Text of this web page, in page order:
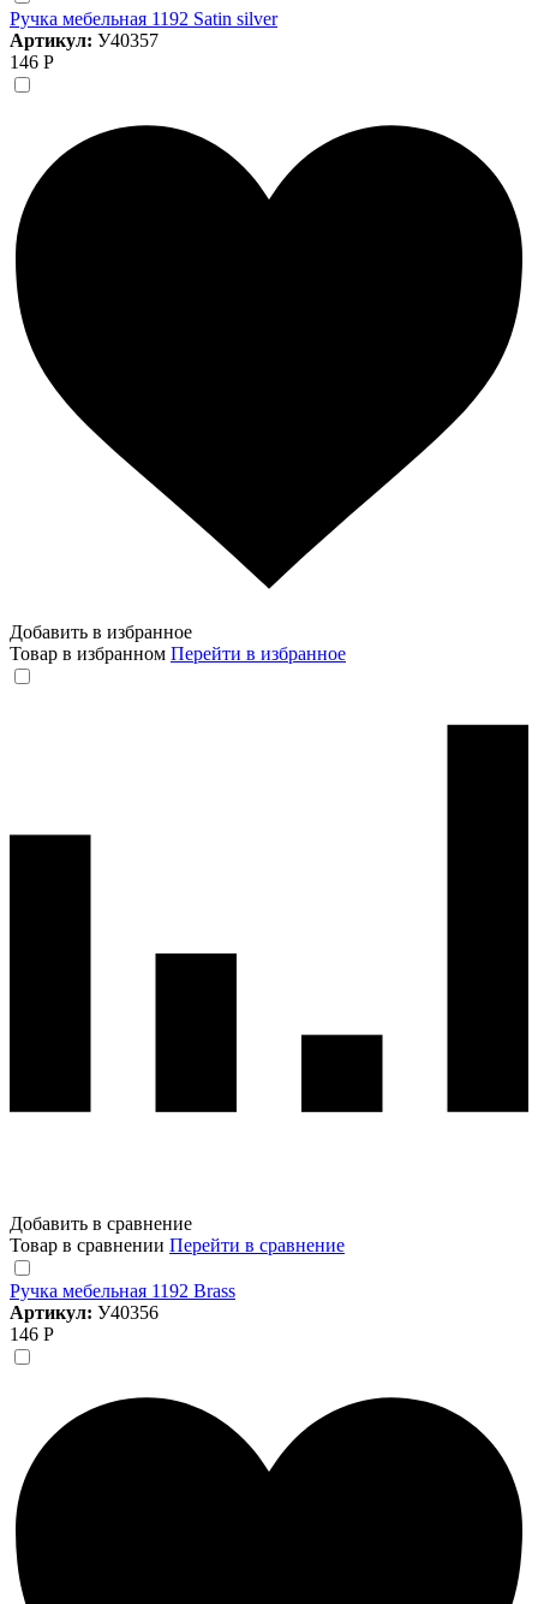
Ручка мебельная 1192 Satin silver
Артикул: У40357
146 Р
Добавить в избранное
Товар в избранном Перейти в избранное
Добавить в сравнение
Товар в сравнении Перейти в сравнение
Ручка мебельная 1192 Brass
Артикул: У40356
146 Р